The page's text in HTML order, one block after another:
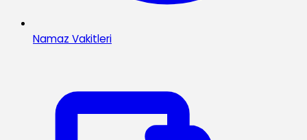
Namaz Vakitleri